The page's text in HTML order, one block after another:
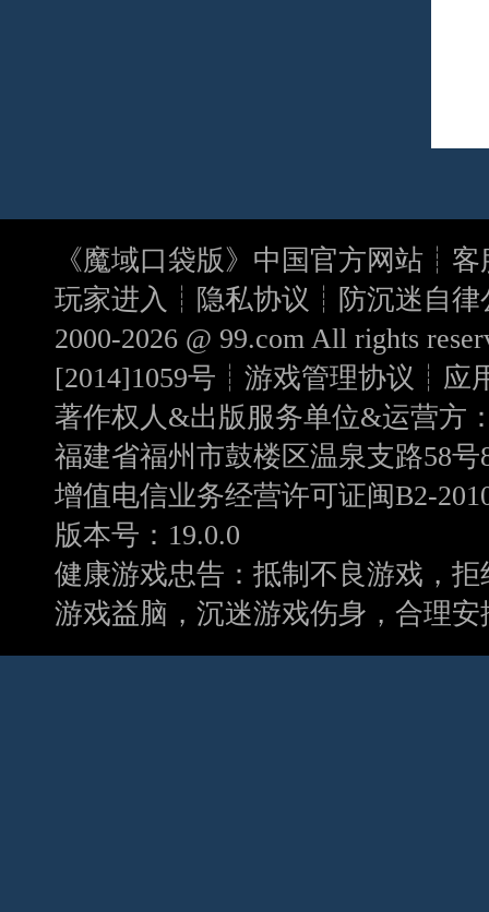
《魔域口袋版》中国官方网站┊客
玩家进入┊ 隐私协议 ┊ 防沉迷自律
2000-2026 @ 99.com All rights
[2014]1059号 ┊ 游戏管理协议 ┊ 应
著作权人&出版服务单位&运营方
福建省福州市鼓楼区温泉支路58号
增值电信业务经营许可证闽B2-
版本号：19.0.0
健康游戏忠告：抵制不良游戏，
游戏益脑，沉迷游戏伤身，合理